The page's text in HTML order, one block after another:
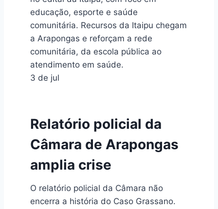
educação, esporte e saúde
comunitária. Recursos da Itaipu chegam
a Arapongas e reforçam a rede
comunitária, da escola pública ao
atendimento em saúde.
3 de jul
Relatório policial da
Câmara de Arapongas
amplia crise
O relatório policial da Câmara não
encerra a história do Caso Grassano.